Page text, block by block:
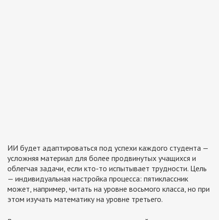
ИИ будет адаптироваться под успехи каждого студента —
усложняя материал для более продвинутых учащихся и
облегчая задачи, если кто-то испытывает трудности. Цель
— индивидуальная настройка процесса: пятиклассник
может, например, читать на уровне восьмого класса, но при
этом изучать математику на уровне третьего.